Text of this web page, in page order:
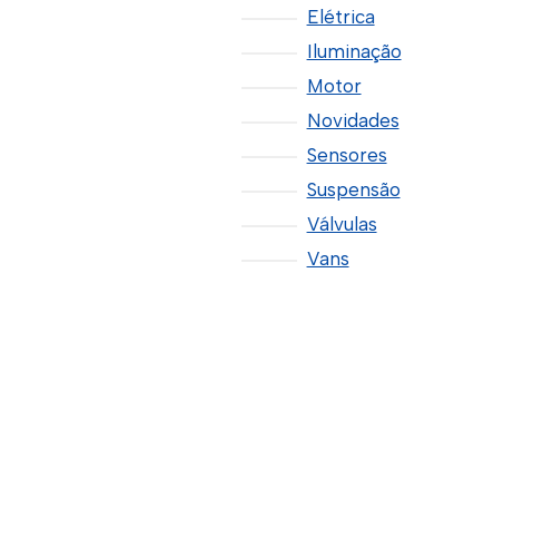
Elétrica
Iluminação
Motor
Novidades
Sensores
Suspensão
Válvulas
Vans